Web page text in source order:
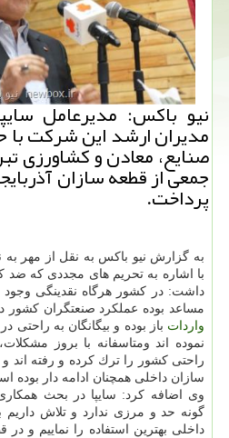
نیو باكس: مدیرعامل
مدیران ارشد این شركت با
صنایع، معادن و كشاورزی
جمعی از قطعه سازان
پرداخت.
به گزارش نیو باكس به نقل از مهر
با اشاره به تحریم های مجددی كه ضد
داشت: در كشور هرگاه نقدینگی
مساعد بوده عملكرد صنعتگران كشور
واردات باز بوده و بیگانگان به
نموده اند ومتاسفانه با بروز
راحتی كشور را ترك كرده و رفته اند
سازان داخلی همچنان ادامه دار بوده
وی اضافه كرد: سایپا در بحث
گونه حد و مرزی ندارد و تلاش داریم
داخلی بهترین استفاده را نماییم و